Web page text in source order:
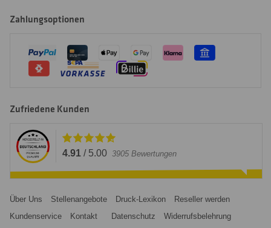
Zahlungsoptionen
Zufriedene Kunden
4.91 / 5.00 3905 Bewertungen
Über Uns Stellenangebote Druck-Lexikon
Reseller werden
Kundenservice
Kontakt Datenschutz Widerrufsbelehrung